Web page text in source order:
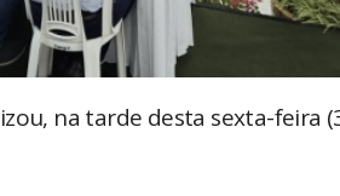
na tarde desta sexta-feira